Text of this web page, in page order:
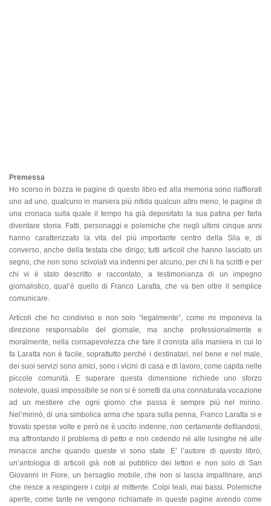
Premessa
Ho scorso in bozza le pagine di questo libro ed alla memoria sono riaffiorati
uno ad uno, qualcuno in maniera più nitida qualcun altro meno, le pagine di
una cronaca sulla quale il tempo ha già depositato la sua patina per farla
diventare storia. Fatti, personaggi e polemiche che negli ultimi cinque anni
hanno caratterizzato la vita del più importante centro della Sila e, di
converso, anche della testata che dirigo; tutti articoli che hanno lasciato un
segno, che non sono scivolati via indenni per alcuno, per chi li ha scritti e per
chi vi è stato descritto e raccontato, a testimonianza di un impegno
giornalistico, qual’è quello di Franco Laratta, che va ben oltre il semplice
comunicare.
Articoli che ho condiviso e non solo “legalmente”, come mi imponeva la
direzione responsabile del giornale, ma anche professionalmente e
moralmente, nella consapevolezza che fare il cronista alla maniera in cui lo
fa Laratta non è facile, soprattutto perché i destinatari, nel bene e nel male,
dei suoi servizi sono amici, sono i vicini di casa e di lavoro, come capita nelle
piccole comunità. E superare questa dimensione richiede uno sforzo
notevole, quasi impossibile se non si è sorretti da una connaturata vocazione
ad un mestiere che ogni giorno che passa è sempre più nel mirino.
Nel’mirinò, di una simbolica arma che spara sulla penna, Franco Laratta si e
trovato spesse volte e però ne è uscito indenne, non certamente defilandosi,
ma affrontando il problema di petto e non cedendo nè alle lusinghe nè alle
minacce anche quando queste vi sono state. E’ l’autore di questo libro,
un’antologia di articoli già noti al pubblico dei lettori e non solo di San
Giovanni in Fiore, un bersaglio mobile, che non si lascia impallinare, anzi
che riesce a respingere i colpi al mittente. Colpi leali, mai bassi. Polemiche
aperte, come tante ne vengono richiamate in queste pagine avendo come